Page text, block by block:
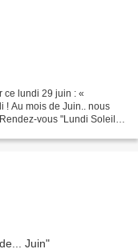
ce lundi 29 juin : «
! Au mois de Juin.. nous
vous "Lundi Soleil